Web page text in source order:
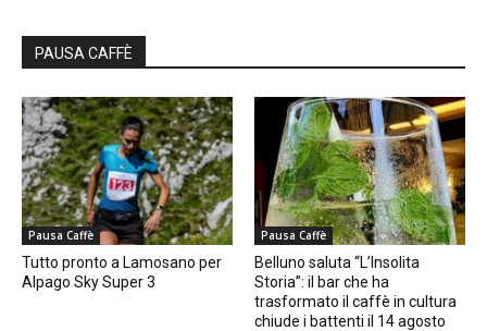
PAUSA CAFFÈ
Pausa Caffè
Tutto pronto a Lamosano per
Alpago Sky Super 3
Pausa Caffè
Belluno saluta “L’Insolita
Storia”: il bar che ha
trasformato il caffè in cultura
chiude i battenti il 14 agosto